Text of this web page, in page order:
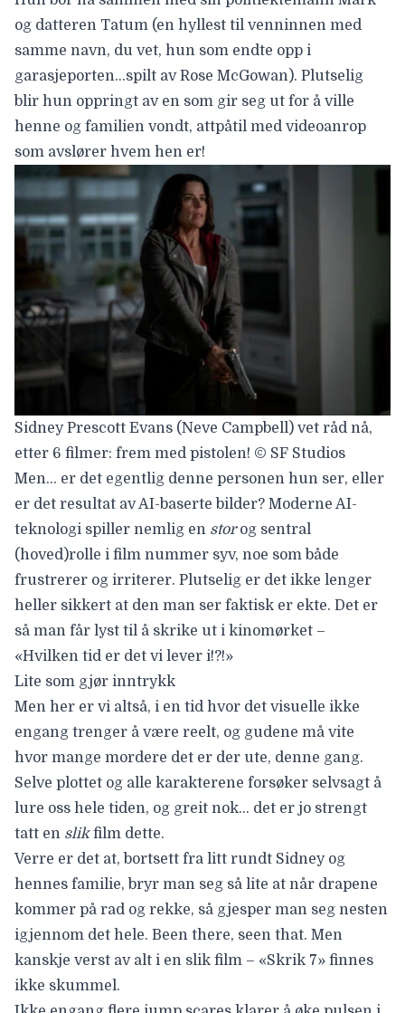
og datteren Tatum (en hyllest til venninnen med
samme navn, du vet, hun som endte opp i
garasjeporten…spilt av Rose McGowan). Plutselig
blir hun oppringt av en som gir seg ut for å ville
henne og familien vondt, attpåtil med videoanrop
som avslører hvem hen er!
Sidney Prescott Evans (Neve Campbell) vet råd nå,
etter 6 filmer: frem med pistolen! © SF Studios
Men… er det egentlig denne personen hun ser, eller
er det resultat av AI-baserte bilder? Moderne AI-
teknologi spiller nemlig en storog sentral
(hoved)rolle i film nummer syv, noe som både
frustrerer og irriterer. Plutselig er det ikke lenger
heller sikkert at den man ser faktisk er ekte. Det er
så man får lyst til å skrike ut i kinomørket –
«Hvilken tid er det vi lever i!?!»
Lite som gjør inntrykk
Men her er vi altså, i en tid hvor det visuelle ikke
engang trenger å være reelt, og gudene må vite
hvor mange mordere det er der ute, denne gang.
Selve plottet og alle karakterene forsøker selvsagt å
lure oss hele tiden, og greit nok… det er jo strengt
tatt en slikfilm dette.
Verre er det at, bortsett fra litt rundt Sidney og
hennes familie, bryr man seg så lite at når drapene
kommer på rad og rekke, så gjesper man seg nesten
igjennom det hele. Been there, seen that. Men
kanskje verst av alt i en slik film – «Skrik 7» finnes
ikke skummel.